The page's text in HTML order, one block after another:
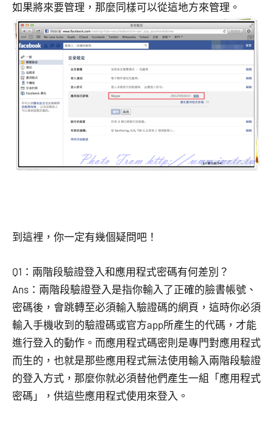
如果將來要管理，那麼同樣可以從這地方來管理。
到這裡，你一定有幾個疑問吧！
Q1：兩階段驗證登入和應用程式密碼有何差別？
Ans：兩階段驗證登入是指你輸入了正確的臉書帳號、
密碼後，會跳轉至必須輸入驗證碼的網頁，這時你必須
輸入手機收到的驗證碼或官方app所產生的代碼，才能
進行登入的動作。而應用程式碼密則是專門對應用程式
而生的，也就是那些應用程式無法使用輸入兩階段驗證
的登入方式，那麼你就必須替他們產生一組「應用程式
密碼」，供這些應用程式使用來登入。